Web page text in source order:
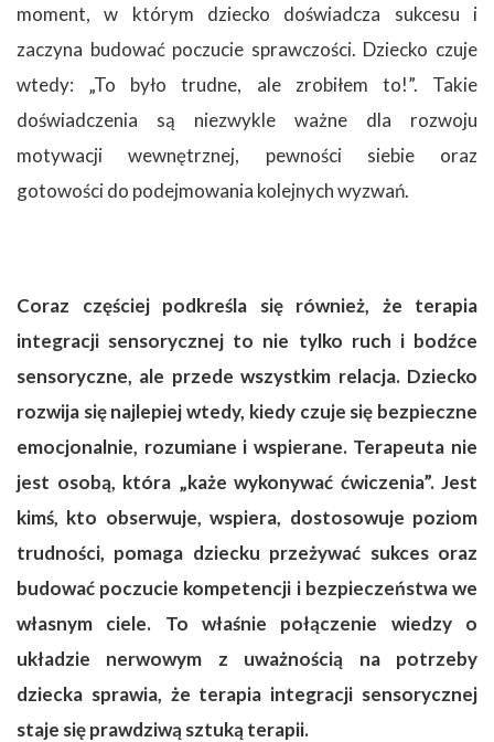
moment, w którym dziecko doświadcza sukcesu i
zaczyna budować poczucie sprawczości. Dziecko czuje
wtedy: „To było trudne, ale zrobiłem to!”. Takie
doświadczenia są niezwykle ważne dla rozwoju
motywacji wewnętrznej, pewności siebie oraz
gotowości do podejmowania kolejnych wyzwań.
Coraz częściej podkreśla się również, że terapia
integracji sensorycznej to nie tylko ruch i bodźce
sensoryczne, ale przede wszystkim relacja. Dziecko
rozwija się najlepiej wtedy, kiedy czuje się bezpieczne
emocjonalnie, rozumiane i wspierane. Terapeuta nie
jest osobą, która „każe wykonywać ćwiczenia”. Jest
kimś, kto obserwuje, wspiera, dostosowuje poziom
trudności, pomaga dziecku przeżywać sukces oraz
budować poczucie kompetencji i bezpieczeństwa we
własnym ciele. To właśnie połączenie wiedzy o
układzie nerwowym z uważnością na potrzeby
dziecka sprawia, że terapia integracji sensorycznej
staje się prawdziwą sztuką terapii.